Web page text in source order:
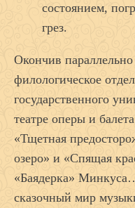
состоянием,
грез.
Окончив
филологическое
государственного
театре оперы и
«Тщетная
озеро» и «Спящая
«Баядерка»
сказочный мир